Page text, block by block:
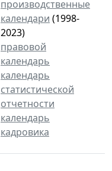
производственные
календари (1998-
2023)
правовой
календарь
календарь
статистической
отчетности
календарь
кадровика